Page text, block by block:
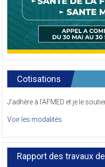
Cotisations
J’adhère à l’AFMED et je le
Voir les modalités
Rapport des travaux